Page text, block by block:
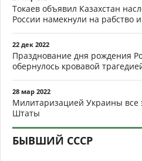
Токаев объявил Казахстан
России намекнули на рабство
22 дек 2022
Празднование дня рождения
обернулось кровавой
28 мар 2022
Милитаризацией Украины все
Штаты
БЫВШИЙ СССР